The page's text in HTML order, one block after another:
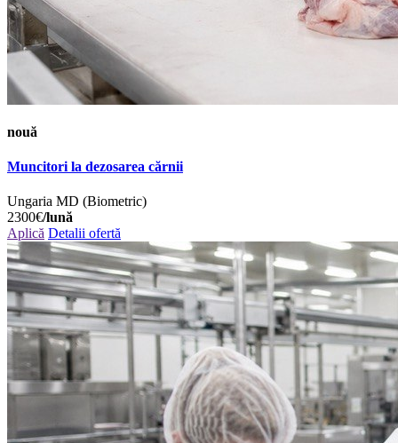
nouă
Muncitori la dezosarea cărnii
Ungaria MD (Biometric)
2300€/lună
Aplică Detalii ofertă